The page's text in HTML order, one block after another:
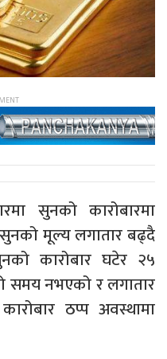
सुनको कारोबारमा
मूल्य लगातार बढ्दै
कारोबार घटेर २५
समय नभएको र लगातार
ठप्प अवस्थामा